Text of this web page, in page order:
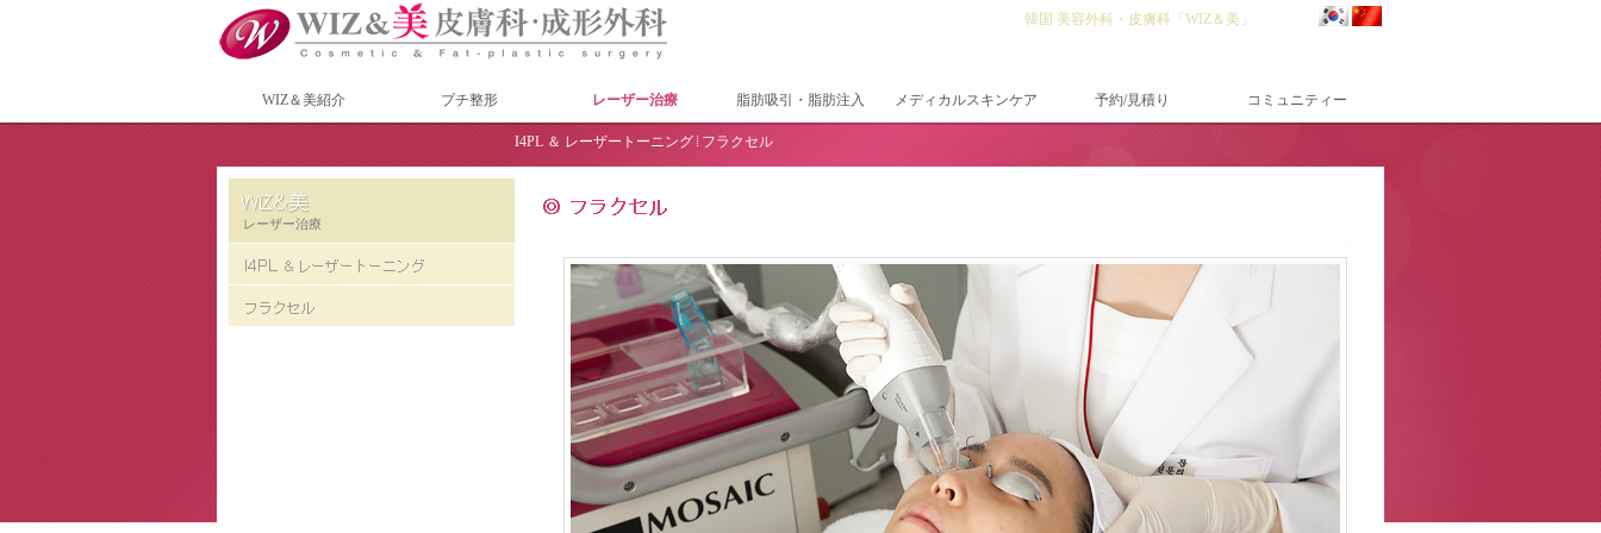
韓国 美容外科・皮膚科「WIZ＆美」
WIZ＆美紹介 プチ整形 レーザー治療 脂肪吸引・脂肪注入 メディカルスキンケア 予約/見積り コミュニティー
I4PL ＆ レーザートーニング フラクセル
レーザー治療